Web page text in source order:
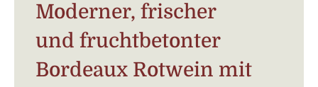
Moderner, frischer
und fruchtbetonter
Bordeaux Rotwein mit